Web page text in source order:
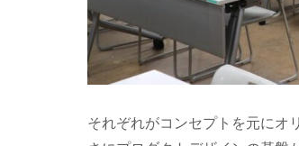
それぞれがコンセプトを元にオ